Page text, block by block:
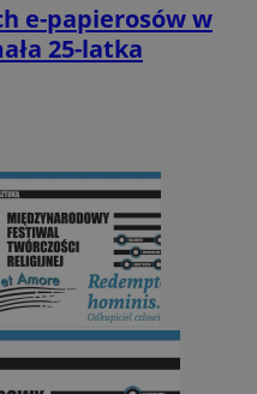
e-papierosów w
25-latka